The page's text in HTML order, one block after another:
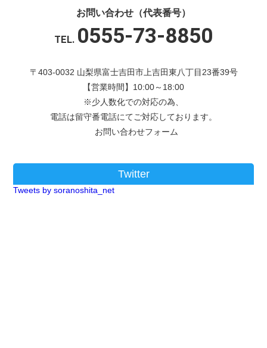
お問い合わせ（代表番号）
TEL. 0555-73-8850
〒403-0032 山梨県富士吉田市上吉田東八丁目23番39号
【営業時間】10:00～18:00
※少人数化での対応の為、
電話は留守番電話にてご対応しております。
お問い合わせフォーム
Twitter
Tweets by soranoshita_net